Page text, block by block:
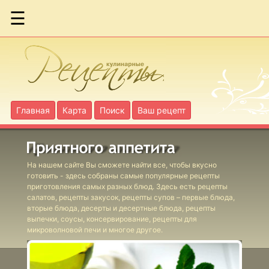
☰
Главная Карта Поиск Ваш рецепт
На нашем сайте Вы сможете найти все, чтобы вкусно
готовить - здесь собраны самые популярные рецепты
приготовления самых разных блюд. Здесь есть рецепты
салатов, рецепты закусок, рецепты супов – первые блюда,
вторые блюда, десерты и десертные блюда, рецепты
выпечки, соусы, консервирование, рецепты для
микроволновой печи и многое другое.
Баклажаны
острые
Бразильская
салса
Чечевица с
зеленью и
луком
Двойная
острая
закуска
Фасоль с
орехами